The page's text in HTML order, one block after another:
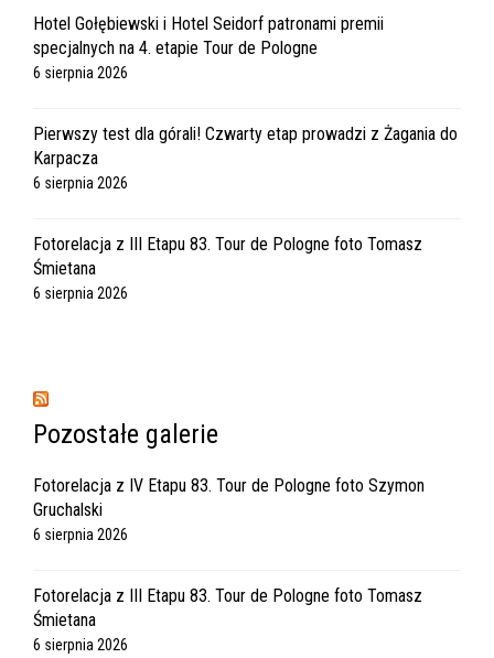
Hotel Gołębiewski i Hotel Seidorf patronami premii
specjalnych na 4. etapie Tour de Pologne
6 sierpnia 2026
Pierwszy test dla górali! Czwarty etap prowadzi z Żagania do
Karpacza
6 sierpnia 2026
Fotorelacja z III Etapu 83. Tour de Pologne foto Tomasz
Śmietana
6 sierpnia 2026
Pozostałe galerie
Fotorelacja z IV Etapu 83. Tour de Pologne foto Szymon
Gruchalski
6 sierpnia 2026
Fotorelacja z III Etapu 83. Tour de Pologne foto Tomasz
Śmietana
6 sierpnia 2026